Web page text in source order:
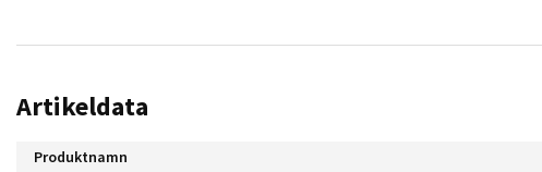
Artikeldata
Produktnamn